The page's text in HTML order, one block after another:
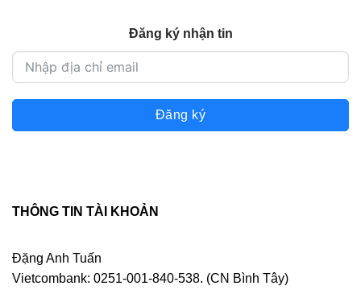
Đăng ký nhận tin
Đăng ký
THÔNG TIN TÀI KHOẢN
Đặng Anh Tuấn
Vietcombank: 0251-001-840-538. (CN Bình Tây)